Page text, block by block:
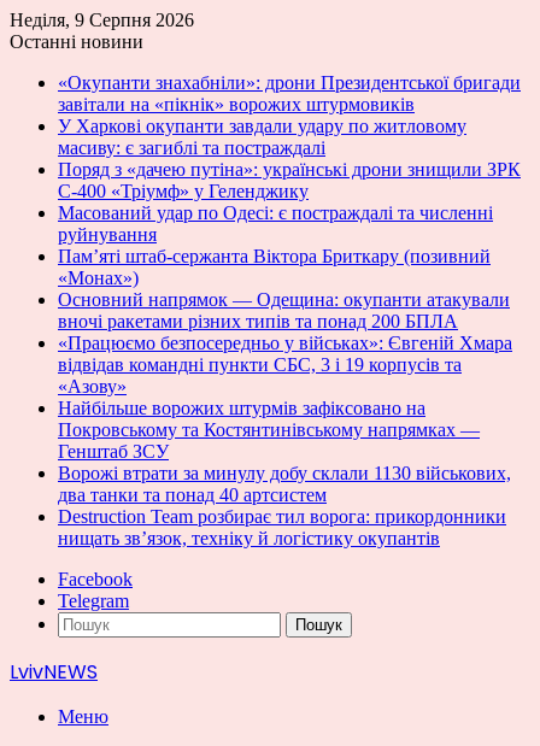
Неділя, 9 Серпня 2026
Останні новини
«Окупанти знахабніли»: дрони Президентської бригади
завітали на «пікнік» ворожих штурмовиків
У Харкові окупанти завдали удару по житловому
масиву: є загиблі та постраждалі
Поряд з «дачею путіна»: українські дрони знищили ЗРК
С-400 «Тріумф» у Геленджику
Масований удар по Одесі: є постраждалі та численні
руйнування
Пам’яті штаб-сержанта Віктора Бриткару (позивний
«Монах»)
Основний напрямок — Одещина: окупанти атакували
вночі ракетами різних типів та понад 200 БПЛА
«Працюємо безпосередньо у військах»: Євгеній Хмара
відвідав командні пункти СБС, 3 і 19 корпусів та
«Азову»
Найбільше ворожих штурмів зафіксовано на
Покровському та Костянтинівському напрямках —
Генштаб ЗСУ
Ворожі втрати за минулу добу склали 1130 військових,
два танки та понад 40 артсистем
Destruction Team розбирає тил ворога: прикордонники
нищать зв’язок, техніку й логістику окупантів
Facebook
Telegram
Пошук
LvivNEWS
Меню